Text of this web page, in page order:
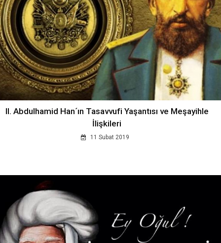
II. Abdulhamid Han´ın Tasavvufi Yaşantısı ve Meşayihle
İlişkileri
11 Subat 2019